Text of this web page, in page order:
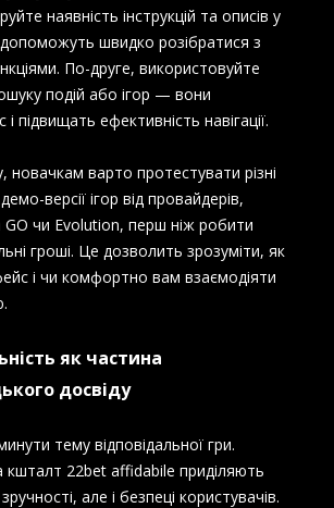
наявність інструкцій та описів у
швидко розібратися з
По-друге, використовуйте
подій або ігор — вони
підвищать ефективність навігації.
новачкам варто протестувати різні
версії ігор від провайдерів,
GO чи Evolution, перш ніж робити
гроші. Це дозволить зрозуміти, як
і чи комфортно вам взаємодіяти
як частина
досвіду
тему відповідальної гри.
22bet affidabile приділяють
але і безпеці користувачів.